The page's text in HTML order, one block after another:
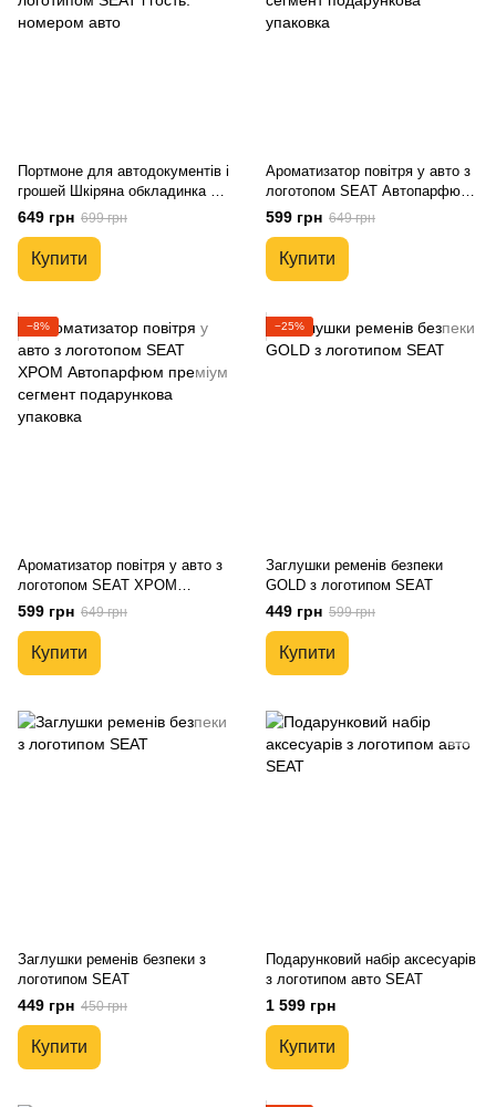
Портмоне для автодокументів і
грошей Шкіряна обкладинка з
логотипом SEAT і гость.
номером авто
649 грн 699 грн
Купити
Ароматизатор повітря у авто з
логотопом SEAT Автопарфюм
преміум сегмент подарункова
упаковка
599 грн 649 грн
Купити
−8%
Ароматизатор повітря у авто з
логотопом SEAT ХРОМ
Автопарфюм преміум сегмент
подарункова упаковка
599 грн 649 грн
Купити
−25%
Заглушки ременів безпеки
GOLD з логотипом SEAT
449 грн 599 грн
Купити
Заглушки ременів безпеки з
логотипом SEAT
449 грн 450 грн
Купити
Подарунковий набір аксесуарів
з логотипом авто SEAT
1 599 грн
Купити